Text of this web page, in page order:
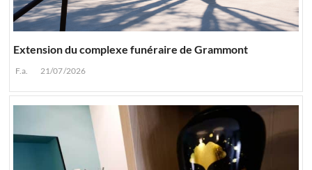
Extension du complexe funéraire de Grammont
F.a. 21/07/2026